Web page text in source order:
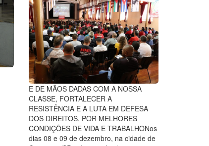
E DE MÃOS DADAS COM A NOSSA
CLASSE, FORTALECER A
RESISTÊNCIA E A LUTA EM DEFESA
DOS DIREITOS, POR MELHORES
CONDIÇÕES DE VIDA E TRABALHONos
dias 08 e 09 de dezembro, na cidade de